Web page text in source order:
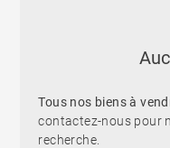
Tous nos biens à
contactez-nous pour
recherche.